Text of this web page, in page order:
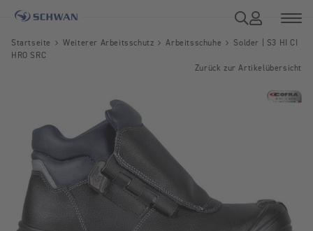
Startseite Weiterer Arbeitsschutz Arbeitsschuhe
Solder | S3 HI CI
HRO SRC
Zurück zur Artikelübersicht